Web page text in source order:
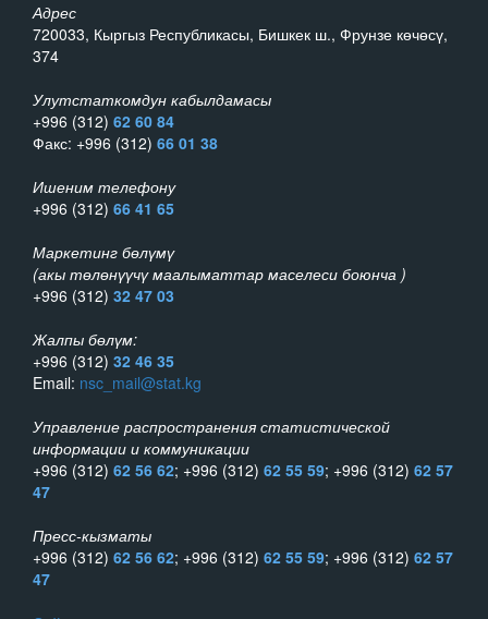
Адрес
720033, Кыргыз Республикасы, Бишкек ш., Фрунзе көчөсү,
374
Улутстаткомдун кабылдамасы
+996 (312) 62 60 84
Факс: +996 (312) 66 01 38
Ишеним телефону
+996 (312) 66 41 65
Маркетинг бөлүмү
(акы төлөнүүчү маалыматтар маселеси боюнча )
+996 (312) 32 47 03
Жалпы бөлүм:
+996 (312) 32 46 35
Email: nsc_mail@stat.kg
Управление распространения статистической
информации и коммуникации
+996 (312) 62 56 62; +996 (312) 62 55 59; +996 (312) 62 57
47
Пресс-кызматы
+996 (312) 62 56 62; +996 (312) 62 55 59; +996 (312) 62 57
47